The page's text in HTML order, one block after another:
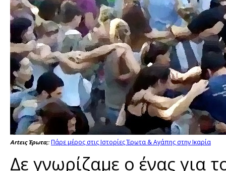
Artεις Έρωτα;:Πάρε μέρος στις Ιστορίες Έρωτα & Αγάπης στην Ικαρία
Δε γνωρίζαμε ο ένας για